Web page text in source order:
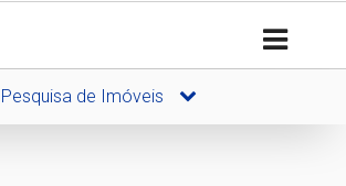
Pesquisa de Imóveis